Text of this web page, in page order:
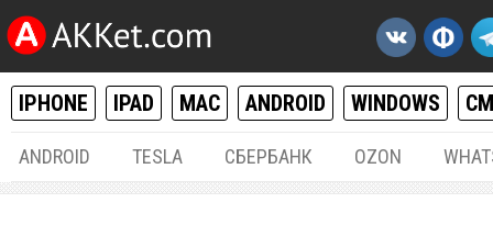
IPHONE IPAD MAC ANDROID WINDOWS
ANDROID TESLA СБЕРБАНК OZON